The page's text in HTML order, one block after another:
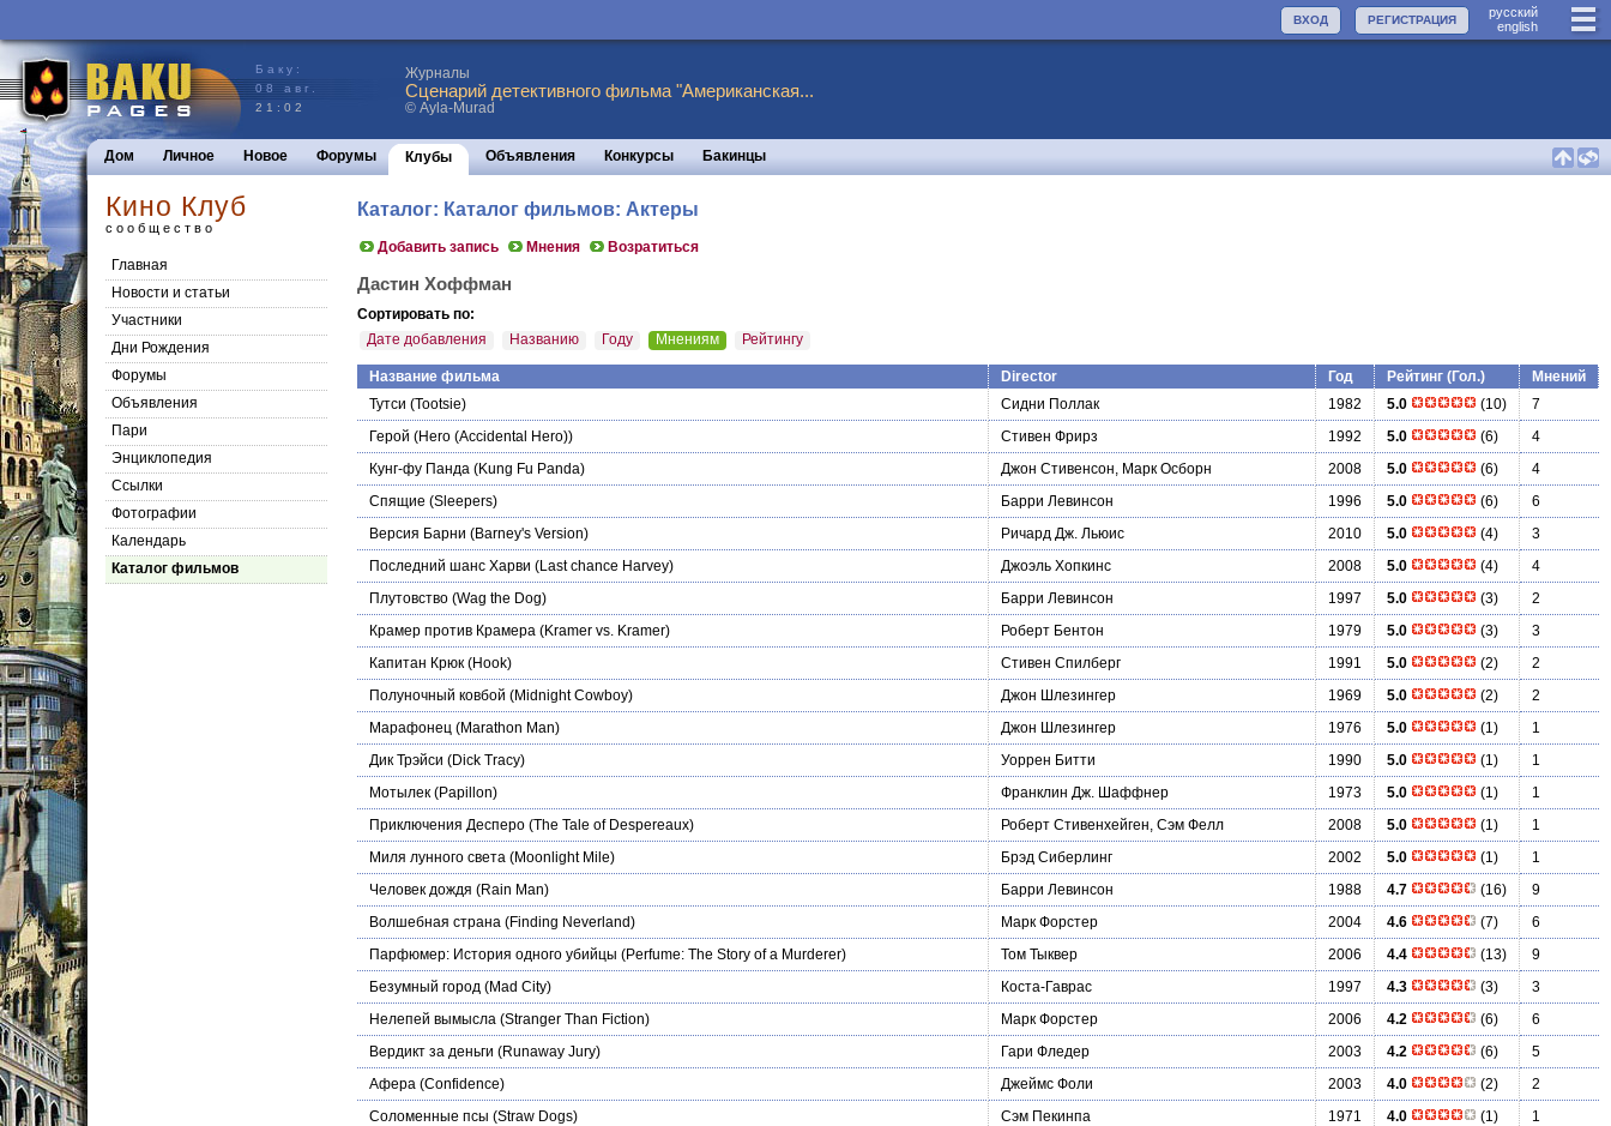
руccкий
english
РЕГИСТРАЦИЯ
ВХОД
Баку:
08 авг.
21:02
Журналы
Сценарий детективного фильма "Американская...
© Ayla-Murad
Дом Личное Новое Форумы Клубы Объявления Конкурсы Бакинцы
Кино Клуб
сообщество
Главная
Новости и статьи
Участники
Дни Рождения
Форумы
Объявления
Пари
Энциклопедия
Cсылки
Фотографии
Календарь
Каталог фильмов
Каталог: Каталог фильмов: Актеры
Добавить запись Мнения Возратиться
Дастин Хоффман
Сортировать по:
Дате добавления
Названию Году Мнениям Рейтингу
Название фильма Director Год Рейтинг (Гол.)
Мнений
Тутси (Tootsie) Сидни Поллак 1982 5.0 (10)
7
Герой (Hero (Accidental Hero)) Стивен Фрирз 1992 5.0 (6)
4
Кунг-фу Панда (Kung Fu Panda) Джон Стивенсон, Марк Осборн 2008 5.0 (6)
4
Спящие (Sleepers) Барри Левинсон 1996 5.0 (6)
6
Версия Барни (Barney's Version) Ричард Дж. Льюис 2010 5.0 (4)
3
Последний шанс Харви (Last chance Harvey) Джоэль Хопкинс 2008 5.0 (4)
4
Плутовство (Wag the Dog) Барри Левинсон 1997 5.0 (3)
2
Крамер против Крамера (Kramer vs. Kramer) Роберт Бентон 1979 5.0 (3)
3
Капитан Крюк (Hook) Стивен Спилберг 1991 5.0 (2)
2
Полуночный ковбой (Midnight Cowboy) Джон Шлезингер 1969 5.0 (2)
2
Марафонец (Marathon Man) Джон Шлезингер 1976 5.0 (1)
1
Дик Трэйси (Dick Tracy) Уоррен Битти 1990 5.0 (1)
1
Мотылек (Papillon) Франклин Дж. Шаффнер 1973 5.0 (1)
1
Приключения Десперо (The Tale of Despereaux) Роберт Стивенхейген, Сэм Фелл 2008 5.0 (1)
1
Миля лунного света (Moonlight Mile) Брэд Сиберлинг 2002 5.0 (1)
1
Человек дождя (Rain Man) Барри Левинсон 1988 4.7 (16)
9
Волшебная страна (Finding Neverland) Марк Форстер 2004 4.6 (7)
6
Парфюмер: История одного убийцы (Perfume: The Story of a Murderer) Том Тыквер 2006 4.4 (13)
9
Безумный город (Mad City) Коста-Гаврас 1997 4.3 (3)
3
Нелепей вымысла (Stranger Than Fiction) Марк Форстер 2006 4.2 (6)
6
Вердикт за деньги (Runaway Jury) Гари Фледер 2003 4.2 (6)
5
Афера (Confidence) Джеймс Фоли 2003 4.0 (2)
2
Соломенные псы (Straw Dogs) Сэм Пекинпа 1971 4.0 (1)
1